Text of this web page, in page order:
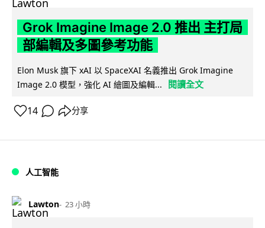
Grok Imagine Image 2.0 推出 主打局
部編輯及多圖參考功能
Elon Musk 旗下 xAI 以 SpaceXAI 名義推出 Grok Imagine
Image 2.0 模型，強化 AI 繪圖及編輯...
閱讀全文
14 分享
人工智能
Lawton 23 小時